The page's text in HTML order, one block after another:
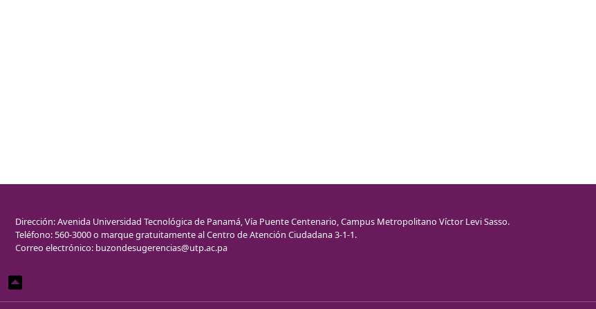
Dirección: Avenida Universidad Tecnológica de Panamá, Vía Puente Centenario, Campus Metropolitano Víctor Levi Sasso.
Teléfono: 560-3000 o marque gratuitamente al Centro de Atención Ciudadana 3-1-1.
Correo electrónico: buzondesugerencias@utp.ac.pa